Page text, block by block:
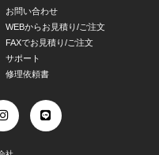
お問い合わせ
WEBからお見積り/ご注文
FAXでお見積り/ご注文
サポート
修理依頼書